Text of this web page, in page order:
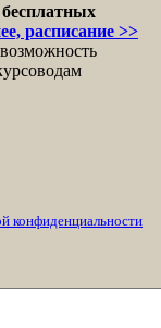
расписание >>
конфиденциальности